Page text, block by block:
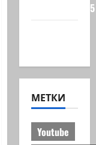
сайта 2025
МЕТКИ
Youtube